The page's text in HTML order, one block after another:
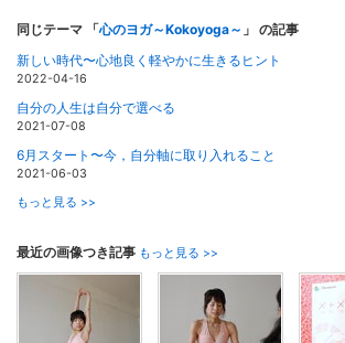
同じテーマ 「心のヨガ～Kokoyoga～ 」 の記事
新しい時代〜心地良く軽やかに生きるヒント
2022-04-16
自分の人生は自分で選べる
2021-07-08
6月スタート〜今，自分軸に取り入れること
2021-06-03
もっと見る >>
最近の画像つき記事 もっと見る >>